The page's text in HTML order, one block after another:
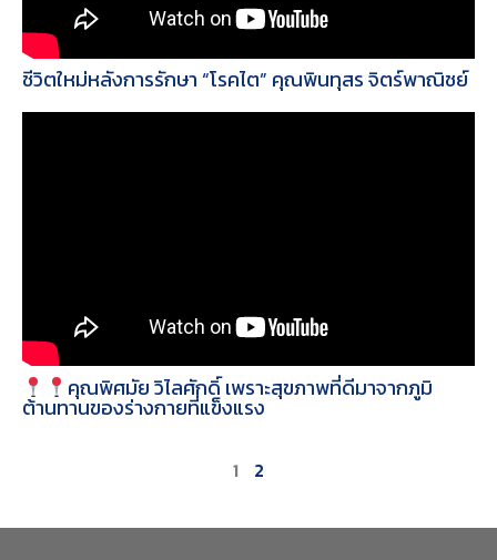
ชีวิตใหม่หลังการรักษา “โรคไต” คุณพินทุสร จิตร์พาณิชย์
คุณพิศมัย วิไลศักดิ์ เพราะสุขภาพที่ดีมาจากภูมิ
ต้านทานของร่างกายที่แข็งแรง
1 2